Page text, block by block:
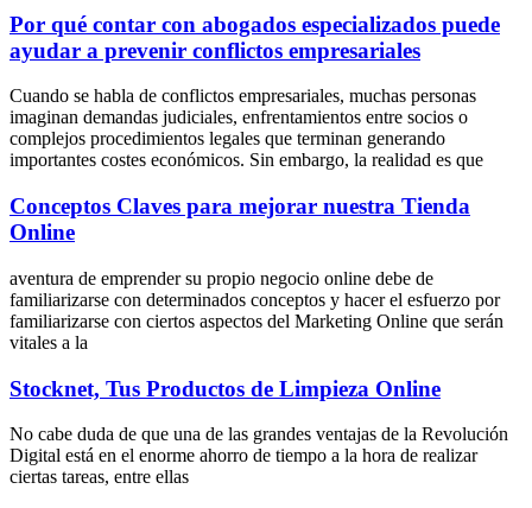
Por qué contar con abogados especializados puede
ayudar a prevenir conflictos empresariales
Cuando se habla de conflictos empresariales, muchas personas
imaginan demandas judiciales, enfrentamientos entre socios o
complejos procedimientos legales que terminan generando
importantes costes económicos. Sin embargo, la realidad es que
Conceptos Claves para mejorar nuestra Tienda
Online
aventura de emprender su propio negocio online debe de
familiarizarse con determinados conceptos y hacer el esfuerzo por
familiarizarse con ciertos aspectos del Marketing Online que serán
vitales a la
Stocknet, Tus Productos de Limpieza Online
No cabe duda de que una de las grandes ventajas de la Revolución
Digital está en el enorme ahorro de tiempo a la hora de realizar
ciertas tareas, entre ellas